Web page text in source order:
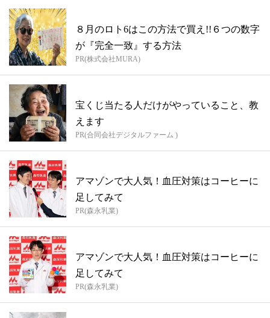
８月のロト6はこの方法で買え!!６つの数字
が『完全一致』する方法
PR(株式会社MURA)
宝くじ当たる人だけがやっていること、教
えます
PR(合同会社デジタルファーム )
アマゾンで大人気！血圧対策はコーヒーに
足してみて
PR(森永乳業)
アマゾンで大人気！血圧対策はコーヒーに
足してみて
PR(森永乳業)